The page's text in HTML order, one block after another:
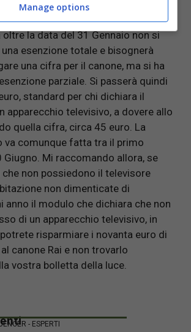
ladichiarazione di non
la data del 31 Gennaio non si
esenzione totale e bisognerà
una cifra per il canone, ma si ha
parziale. Si passerà quindi
standard per chi dichiara il
apparecchio televisivo, a dovere allo
quella cifra, circa 45 euro. La
va comunque fatta tra il primo
Giugno. Mi raccomando allora, se
non possiedono il televisore
non dimenticate di
anno il modulo che dichiara che non
di un apparecchio televisivo, in
risparmiare i novanta euro di
canone Rai e non trovarlo
vostra bolletta della luce.
- ESPERTI
Manage options